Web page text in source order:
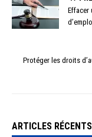
Effacer
Protéger les droits
ARTICLES RÉCENTS